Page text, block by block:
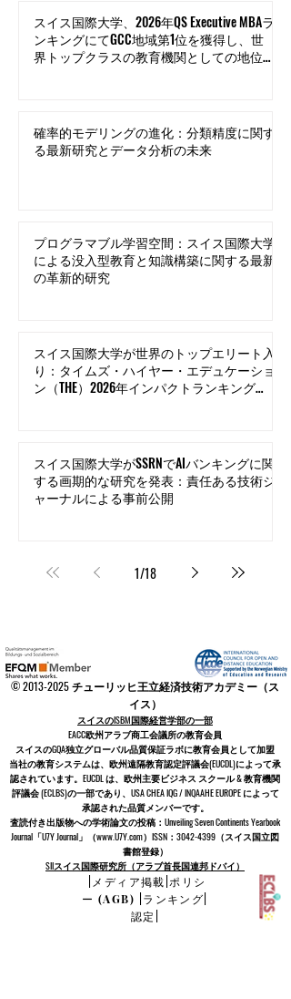
す。
スイス国際大学、2026年QS Executive MBAラ
プログラマブル学習空間：スイス国際大学
スイス国際大学が世界のトップエリート入
ンクイン
スイス国際大学がSSRNでAIバンキングに関
チューリッヒ王立経済技術アカデミー（ス
イス）
スイスのISBM国際経営学部の一部
EACC欧州アラブ商工会議所の教育会員
スイスのGQA独立グローバル品質保証ラボに教育会員として加盟
当社の教育システムは、欧州遠隔教育認定評議会
認されています。EUCDL は、欧州主要ビジネス スクール & 教育機関
評議会 (ECLBS)の一部であり、USA CHEA IQG / INQAAHE EUROPE によって
承認された品質メンバーです。
査読付き出版物への学術論文の投稿：Unveiling Seven Continents Yearbook
Journal「U7Y Journal」（www.U7Y.com）ISSN：3042-4399（スイス国立図
書館登録）
SIIスイス国際研究所（アラブ首長国連邦ドバイ）
メディア掲載